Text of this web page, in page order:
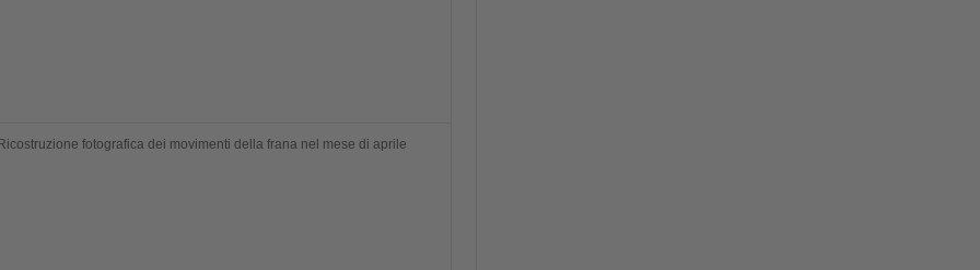
Ricostruzione fotografica dei movimenti della frana nel mese di aprile